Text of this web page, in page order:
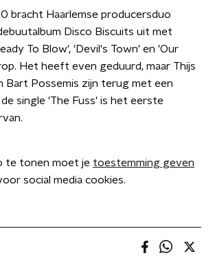
bracht Haarlemse producersduo
Disco Biscuits uit met
To Blow', 'Devil's Town' en 'Our
Het heeft even geduurd, maar Thijs
Bart Possemis zijn terug met een
single 'The Fuss' is het eerste
te tonen moet je toestemming geven
social media cookies.